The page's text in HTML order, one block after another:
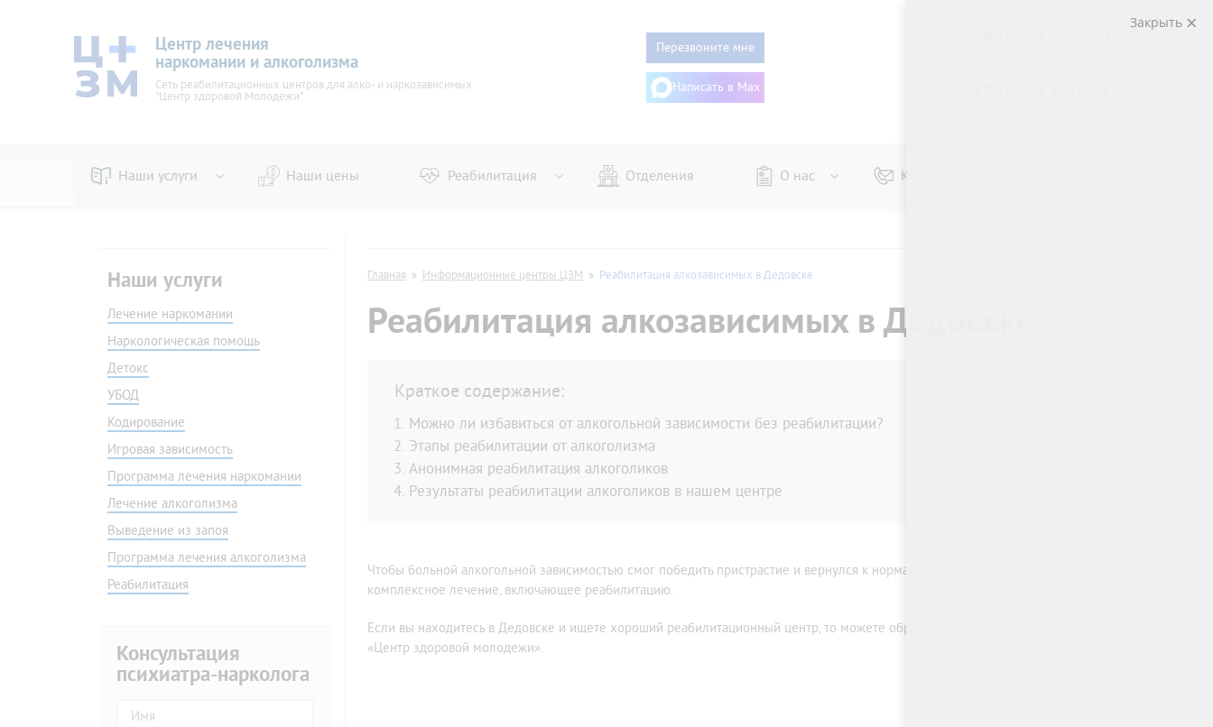
Центр лечения
наркомании и алкоголизма
Сеть реабилитационных центров для алко- и наркозависимых
"Центр здоровой Молодежи"
Перезвоните мне
Написать в Max
Наши услуги
Детокс
УБОД
Кодирование
В стационаре
Амбулаторно
На дому
Подростковой
Игровая зависимость
Программа лечения наркомании
Мотивация на лечение
Снятие ломки
Снятие ломки в стационаре
Стационарное
Амбулаторное
Принудительное
Программа лечения алкоголизма
Нарколог на дом
Детоксикация организма от алкоголя
Капельница от запоя
Гипнозом
По методу Довженко
Ресоциализация
Дисульфирамом
Эспераль
Вивитролом
Налтрексоном
Кодирование на дому
Лазерное кодирование
Наши цены Реабилитация Отделения О нас Контакты
Главная » Информационные центры ЦЗМ » Реабилитация алкозависимых в Дедовске
Реабилитация алкозависимых в Дедовске
Краткое содержание:
Можно ли избавиться от алкогольной зависимости без реабилитации?
Этапы реабилитации от алкоголизма
Анонимная реабилитация алкоголиков
Результаты реабилитации алкоголиков в нашем центре
Чтобы больной алкогольной зависимостью смог победить пристрастие и вернулся к нормальной жизни, ему следует пройти
комплексное лечение, включающее реабилитацию.
Если вы находитесь в Дедовске и ищете хороший реабилитационный центр, то можете обращаться к нам в частную клинику
«Центр здоровой молодежи».
Наши услуги
Лечение наркомании
Наркологическая помощь
Детокс
УБОД
Кодирование
Игровая зависимость
Программа лечения наркомании
Лечение алкоголизма
Выведение из запоя
Программа лечения алкоголизма
Реабилитация
Консультация
психиатра-нарколога
Закрыть